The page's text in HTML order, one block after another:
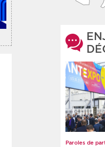
Paroles de